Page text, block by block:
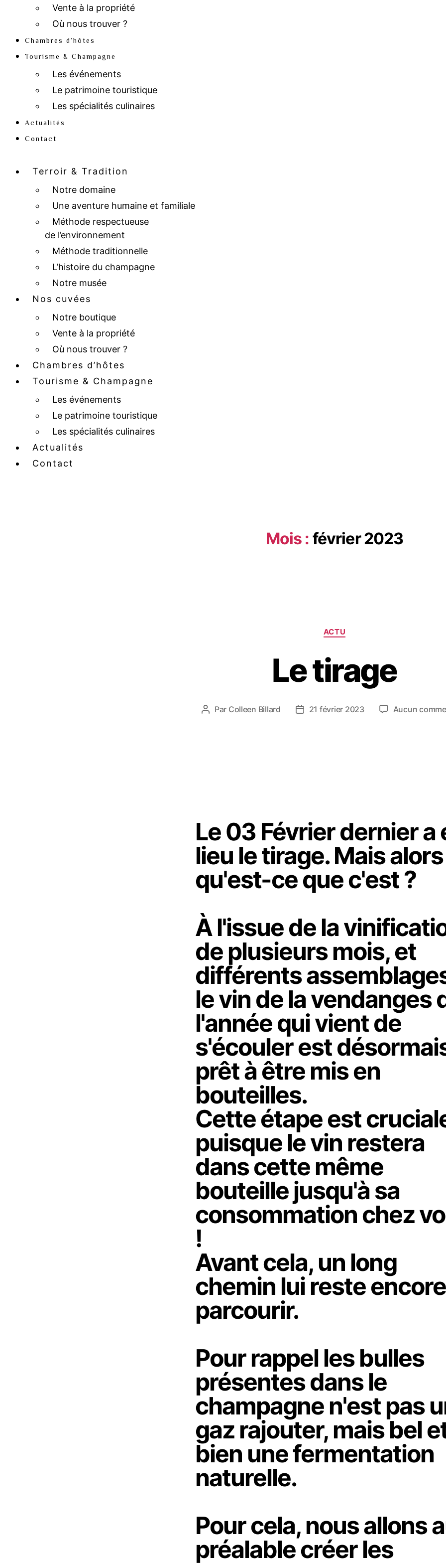
Vente à la propriété
Où nous trouver ?
Chambres d’hôtes
Tourisme & Champagne
Les événements
Le patrimoine touristique
Les spécialités culinaires
Actualités
Contact
Terroir & Tradition
Notre domaine
Une aventure humaine et familiale
Méthode respectueuse
de l’environnement
Méthode traditionnelle
L’histoire du champagne
Notre musée
Nos cuvées
Notre boutique
Vente à la propriété
Où nous trouver ?
Chambres d’hôtes
Tourisme & Champagne
Les événements
Le patrimoine touristique
Les spécialités culinaires
Actualités
Contact
Mois : février 2023
ACTU
Le tirage
Par Colleen Billard 21 février 2023 Aucun
Le 03 Février dernier a
lieu le tirage. Mais alors
qu'est-ce que c'est ?
À l'issue de la
de plusieurs mois, et
différents
le vin de la vendanges
l'année qui vient de
s'écouler est
prêt à être mis en
bouteilles.
Cette étape est
puisque le vin restera
dans cette même
bouteille jusqu'à sa
consommation chez
!
Avant cela, un long
chemin lui reste
parcourir.
Pour rappel les bulles
présentes dans le
champagne n'est pas
gaz rajouter, mais bel
bien une fermentation
naturelle.
Pour cela, nous allons
préalable créer les